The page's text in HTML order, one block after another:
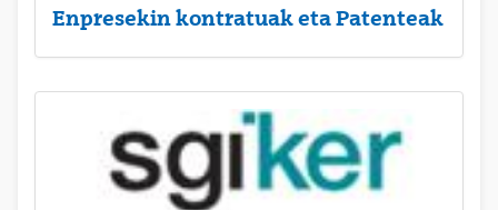
Enpresekin kontratuak eta Patenteak